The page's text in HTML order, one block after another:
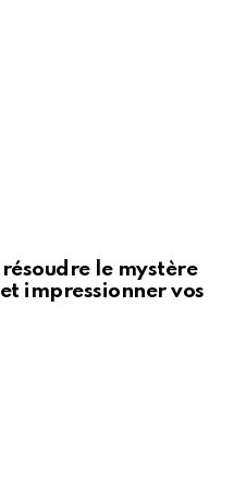
le mystère
impressionner vos